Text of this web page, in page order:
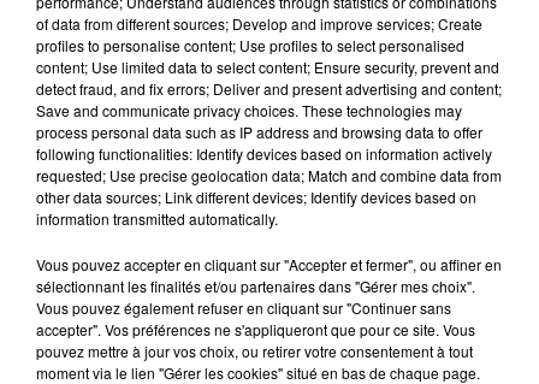
Tarif Gratuit
DRAFARI BI DA POMPIERS Rires, situations cocasses, des
événements bientôt incontrôlables, vont rythmer la vie de la
Claude DREYER, écrite en avril 2018, et dont le théâtre
Saint-Antoine a la primeur dans le Haut-Rhin, le spectateur
va être plongé dans le monde fascinant des soldats du feu. A
la salle des fêtes d'ALGOLSHEIM le samedi 23 février à
of data from different sources; Develop and improve services; Create
profiles to personalise content; Use profiles to select personalised
content; Use limited data to select content; Ensure security, prevent and
detect fraud, and fix errors; Deliver and present advertising and content;
Save and communicate privacy choices. These technologies may
process personal data such as IP address and browsing data to offer
following functionalities: Identify devices based on information actively
requested; Use precise geolocation data; Match and combine data from
other data sources; Link different devices; Identify devices based on
information transmitted automatically.
Vous pouvez accepter en cliquant sur "Accepter et fermer", ou affiner en
sélectionnant les finalités et/ou partenaires dans "Gérer mes choix".
Vous pouvez également refuser en cliquant sur "Continuer sans
accepter". Vos préférences ne s'appliqueront que pour ce site. Vous
pouvez mettre à jour vos choix, ou retirer votre consentement à tout
moment via le lien "Gérer les cookies" situé en bas de chaque page.